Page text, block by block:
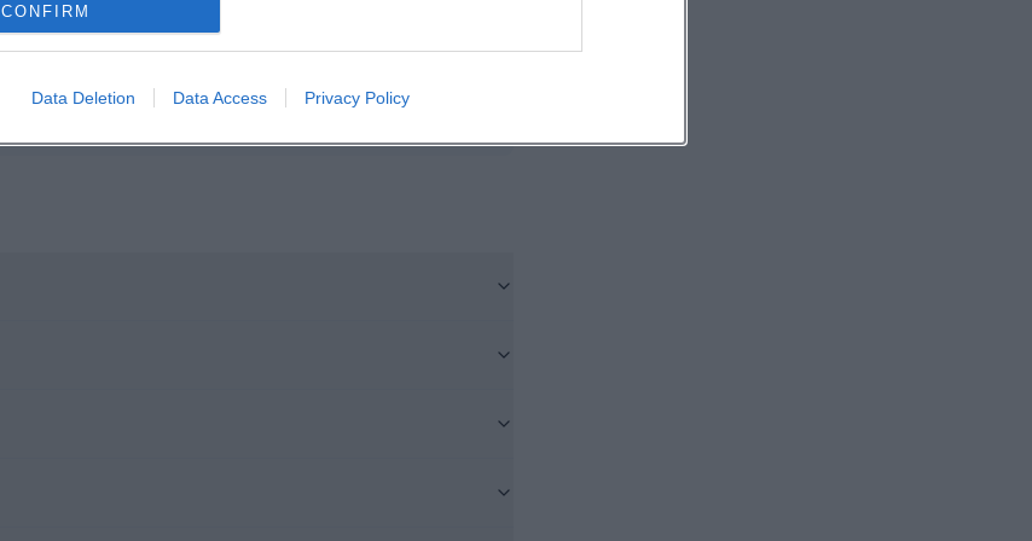
CONFIRM
Data Deletion Data Access Privacy Policy